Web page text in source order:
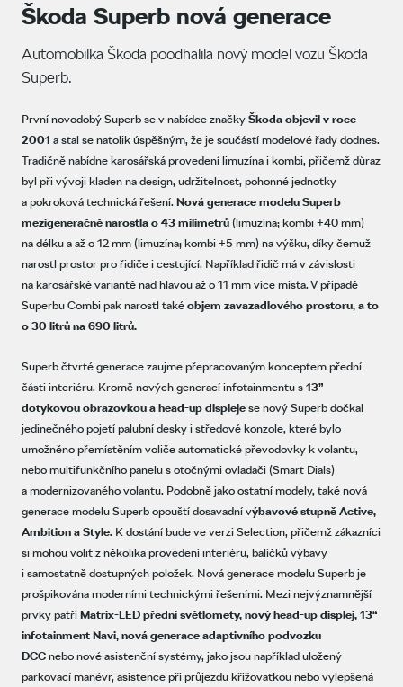
Škoda Superb nová generace
Automobilka Škoda poodhalila nový model vozu Škoda
Superb.
První novodobý Superb se v nabídce značkyŠkoda objevil v roce
2001 a stal se natolik úspěšným, že je součástí modelové řady dodnes.
Tradičně nabídne karosářská provedení limuzína i kombi, přičemž důraz
byl při vývoji kladen na design, udržitelnost, pohonné jednotky
a pokroková technická řešení.Nová generace modelu Superb
mezigeneračně narostla o 43 milimetrů (limuzína; kombi +40 mm)
na délku a až o 12 mm (limuzína; kombi +5 mm) na výšku, díky čemuž
narostl prostor pro řidiče i cestující. Například řidič má v závislosti
na karosářské variantě nad hlavou až o 11 mm více místa. V případě
Superbu Combi pak narostl takéobjem zavazadlového prostoru, a to
o 30 litrů na 690 litrů.
Superb čtvrté generace zaujme přepracovaným konceptem přední
části interiéru. Kromě nových generací infotainmentu s13”
dotykovou obrazovkou a head-up displejese nový Superb dočkal
jedinečného pojetí palubní desky i středové konzole, které bylo
umožněno přemístěním voliče automatické převodovky k volantu,
nebo multifunkčního panelu s otočnými ovladači (Smart Dials)
a modernizovaného volantu. Podobně jako ostatní modely, také nová
generace modelu Superb opouští dosavadní výbavové stupně Active,
Ambition a Style. K dostání bude ve verzi Selection, přičemž zákazníci
si mohou volit z několika provedení interiéru, balíčků výbavy
i samostatně dostupných položek. Nová generace modelu Superb je
prošpikována moderními technickými řešeními. Mezi nejvýznamnější
prvky patříMatrix-LED přední světlomety, nový head-up displej, 13“
infotainment Navi, nová generace adaptivního podvozku
DCCnebo nové asistenční systémy, jako jsou například uložený
parkovací manévr, asistence při průjezdu křižovatkou nebo vylepšená